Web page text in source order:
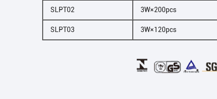
SLPT02 3W×200pcs
SLPT03 3W×120pcs